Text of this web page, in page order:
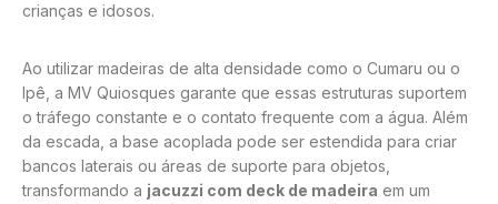
crianças e idosos.
Ao utilizar madeiras de alta densidade como o Cumaru ou o
Ipê, a MV Quiosques garante que essas estruturas suportem
o tráfego constante e o contato frequente com a água. Além
da escada, a base acoplada pode ser estendida para criar
bancos laterais ou áreas de suporte para objetos,
transformando a jacuzzi com deck de madeira em um